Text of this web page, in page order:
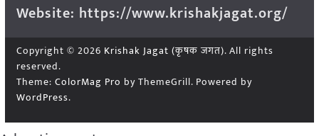
Website: https://www.krishakjagat.org/
Copyright © 2026 Krishak Jagat (कृषक जगत). All rights
reserved.
Theme: ColorMag Pro by ThemeGrill. Powered by
WordPress.